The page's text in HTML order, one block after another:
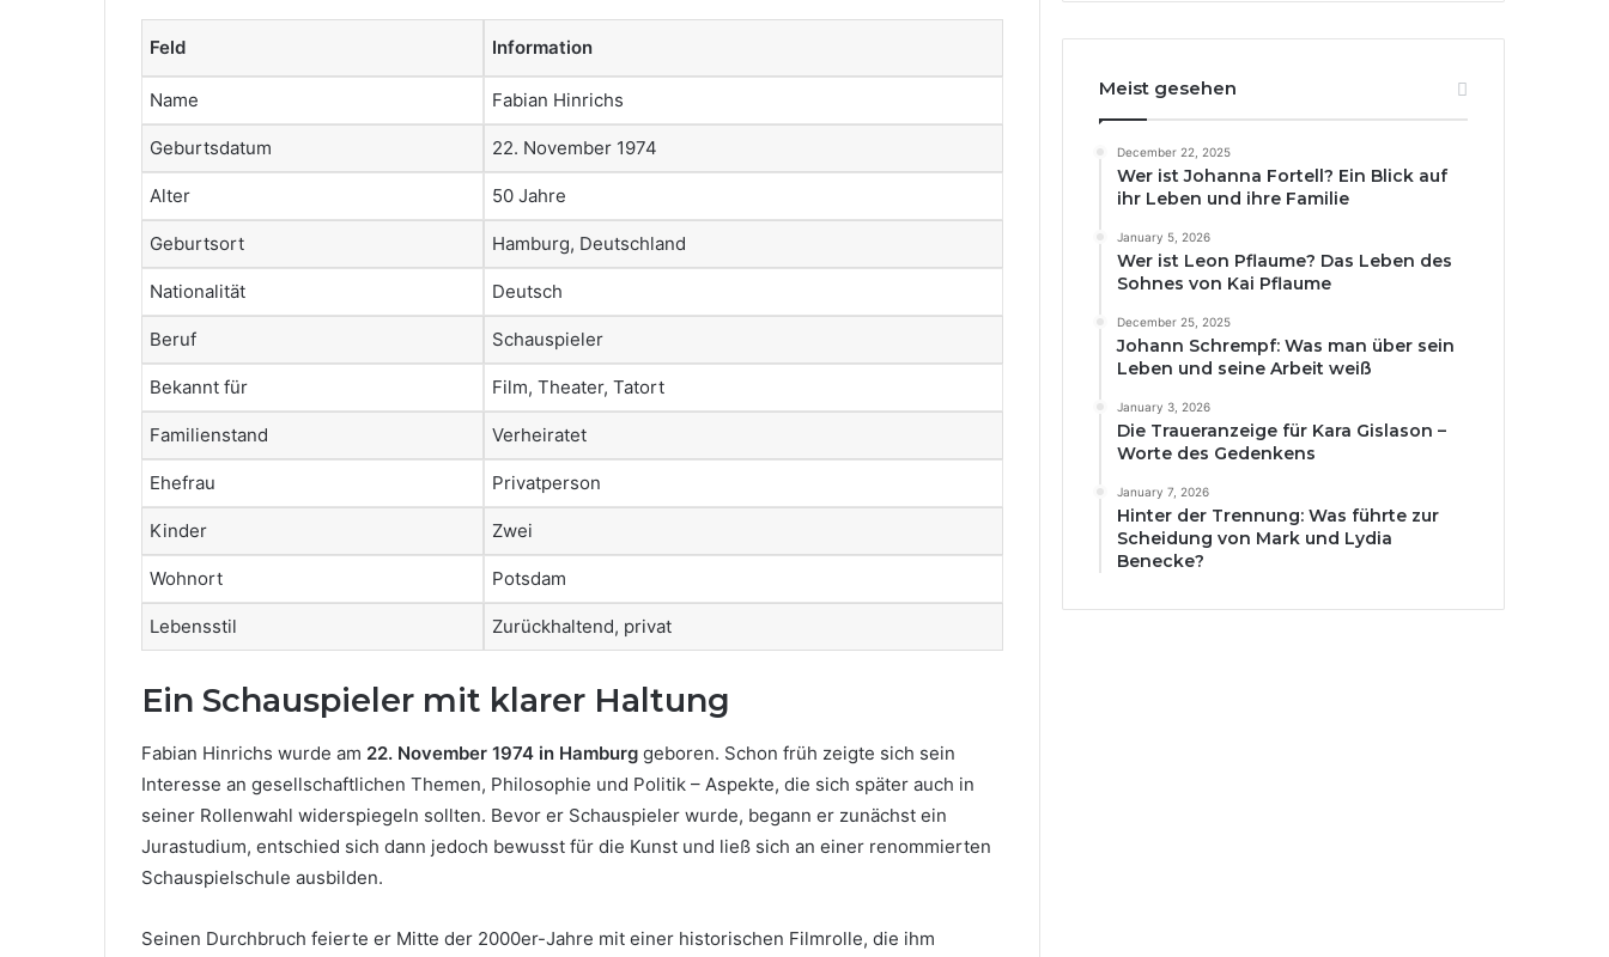
Feld Information
Name Fabian Hinrichs
Geburtsdatum 22. November 1974
Alter 50 Jahre
Geburtsort Hamburg, Deutschland
Nationalität Deutsch
Beruf Schauspieler
Bekannt für Film, Theater, Tatort
Familienstand Verheiratet
Ehefrau Privatperson
Kinder Zwei
Wohnort Potsdam
Lebensstil Zurückhaltend, privat
Ein Schauspieler mit klarer Haltung
Fabian Hinrichs wurde am 22. November 1974 in Hamburg geboren. Schon früh zeigte sich sein
Interesse an gesellschaftlichen Themen, Philosophie und Politik – Aspekte, die sich später auch in
seiner Rollenwahl widerspiegeln sollten. Bevor er Schauspieler wurde, begann er zunächst ein
Jurastudium, entschied sich dann jedoch bewusst für die Kunst und ließ sich an einer renommierten
Schauspielschule ausbilden.
Seinen Durchbruch feierte er Mitte der 2000er-Jahre mit einer historischen Filmrolle, die ihm
Meist gesehen
December 22, 2025
Wer ist Johanna Fortell? Ein Blick auf
ihr Leben und ihre Familie
January 5, 2026
Wer ist Leon Pflaume? Das Leben des
Sohnes von Kai Pflaume
December 25, 2025
Johann Schrempf: Was man über sein
Leben und seine Arbeit weiß
January 3, 2026
Die Traueranzeige für Kara Gislason –
Worte des Gedenkens
January 7, 2026
Hinter der Trennung: Was führte zur
Scheidung von Mark und Lydia
Benecke?